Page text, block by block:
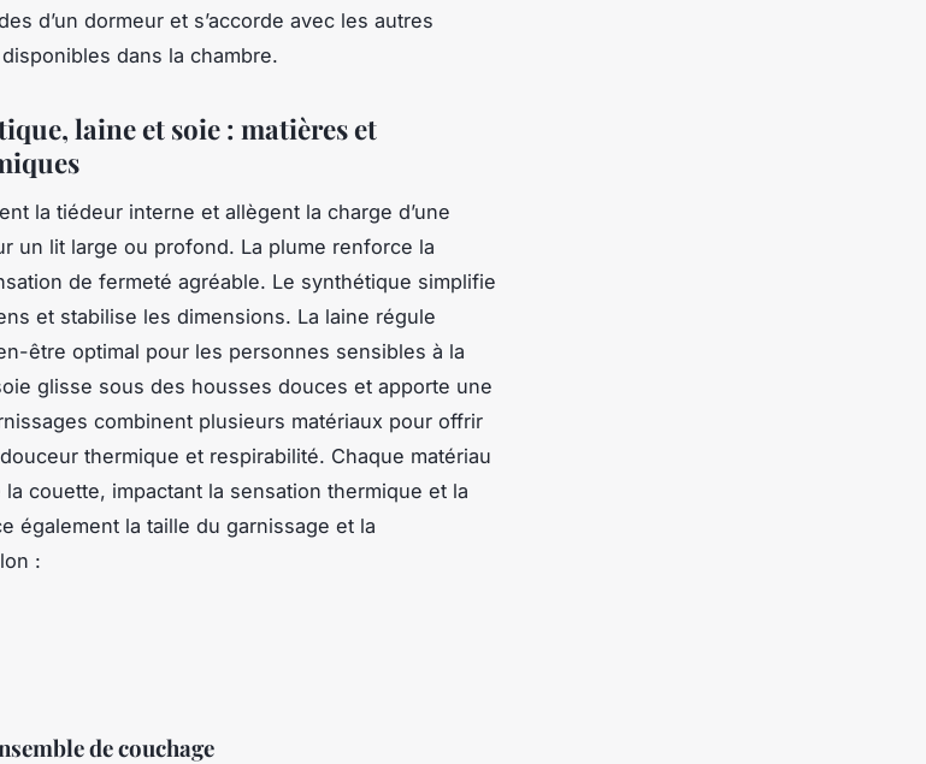
d’un dormeur et s’accorde avec les autres
dans la chambre.
laine et soie : matières et
la tiédeur interne et allègent la charge d’une
un lit large ou profond. La plume renforce la
de fermeté agréable. Le synthétique simplifie
et stabilise les dimensions. La laine régule
être optimal pour les personnes sensibles à la
glisse sous des housses douces et apporte une
combinent plusieurs matériaux pour offrir
thermique et respirabilité. Chaque matériau
couette, impactant la sensation thermique et la
également la taille du garnissage et la
:
de couchage